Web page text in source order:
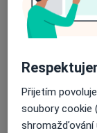
Ve své práci
krizové
Konzultace
a ukrajinském
Podnikatelská
živnosti
odborných
Přijetím
soubory cookie
shromažďování